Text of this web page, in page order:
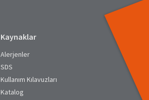
Kaynaklar
Alerjenler
SDS
Kullanım Kılavuzları​
Katalog